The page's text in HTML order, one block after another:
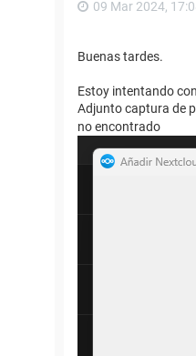
09 Mar 2024,
Buenas tardes.
Estoy intentando
Adjunto captura de
no encontrado